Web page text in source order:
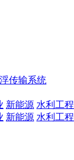
传输系统
新能源 水利工程
新能源 水利工程